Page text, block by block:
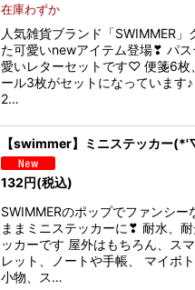
在庫わずか
人気雑貨ブランド「SWIMMER」
た可愛いnewアイテム登場❣ パ
愛いレターセットです♡ 便箋6枚
ール3枚がセットになっています
2…
【swimmer】ミニステッカー
132円(税込)
SWIMMERのポップでファンシー
ままミニステッカーに❣ 耐水、
ッカーです 屋外はもちろん、ス
レット、ノートや手帳、 マイボ
小物、ス…